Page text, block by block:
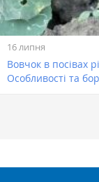
16 липня
Вовчок в посівах
Особливості та